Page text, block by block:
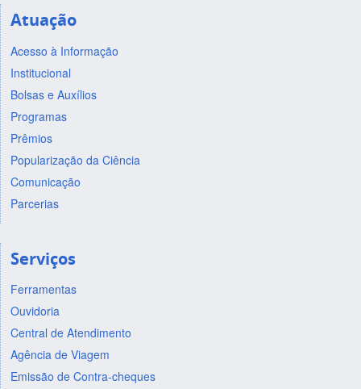
Atuação
Acesso à Informação
Institucional
Bolsas e Auxílios
Programas
Prêmios
Popularização da Ciência
Comunicação
Parcerias
Serviços
Ferramentas
Ouvidoria
Central de Atendimento
Agência de Viagem
Emissão de Contra-cheques